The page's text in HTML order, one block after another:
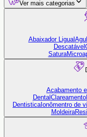
Ver mais categorias
Abaixador Ligual
Descatável
Satura
Acabamento
Dental Clareamento
Dentistica Ionômentro de
Moldeira